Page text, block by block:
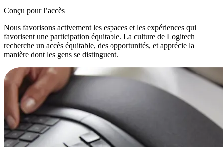
Conçu pour l’accès
Nous favorisons activement les espaces et les expériences qui
favorisent une participation équitable. La culture de Logitech
recherche un accès équitable, des opportunités, et apprécie la
manière dont les gens se distinguent.